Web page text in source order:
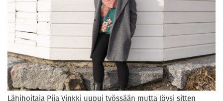
Lähihoitaja Piia Vinkki uupui työssään mutta löysi sitten